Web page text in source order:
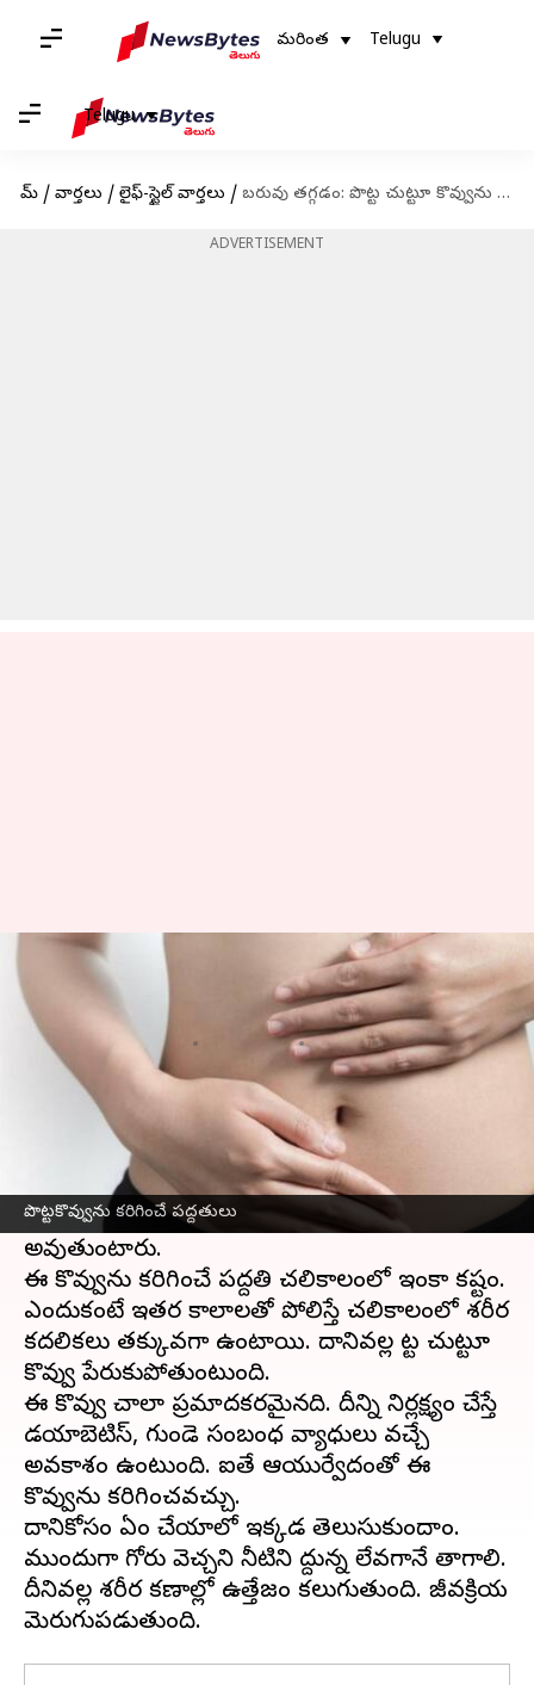
మరింత Telugu
Telugu
హోమ్ / వార్తలు / లైఫ్-స్టైల్ వార్తలు / బరువు తగ్గడం: పొట్ట చుట్టూ కొవ్వును తగ్గించే ఆయుర్వేద పద్దతులు
ADVERTISEMENT
పొట్టకొవ్వును కరిగించే పద్దతులు
బరువు తగ్గడం: పొట్ట చుట్టూ కొవ్వును
తగ్గించే ఆయుర్వేద పద్దతులు
వ్రాసిన వారు Sriram Pranateja Dec 30, 2022 10:20 am
ఈ వార్తాకథనం ఏంటి
పొట్ట చుట్టూ పేరుకున్న కొవ్వును కరిగించడం అనేది
చాలా పెద్ద టాస్క్. దీనికోసం చాలా మంది చాలా
ప్రయత్నాలు చేస్తుంటారు. అయినా కూడా విఫలం
అవుతుంటారు.
ఈ కొవ్వును కరిగించే పద్దతి చలికాలంలో ఇంకా కష్టం.
ఎందుకంటే ఇతర కాలాలతో పోలిస్తే చలికాలంలో శరీర
కదలికలు తక్కువగా ఉంటాయి. దానివల్ల పొట్ట చుట్టూ
కొవ్వు పేరుకుపోతుంటుంది.
ఈ కొవ్వు చాలా ప్రమాదకరమైనది. దీన్ని నిర్లక్ష్యం చేస్తే
డయాబెటిస్, గుండె సంబంధ వ్యాధులు వచ్చే
అవకాశం ఉంటుంది. ఐతే ఆయుర్వేదంతో ఈ
కొవ్వును కరిగించవచ్చు.
దానికోసం ఏం చేయాలో ఇక్కడ తెలుసుకుందాం.
ముందుగా గోరు వెచ్చని నీటిని పొద్దున్న లేవగానే తాగాలి.
దీనివల్ల శరీర కణాల్లో ఉత్తేజం కలుగుతుంది. జీవక్రియ